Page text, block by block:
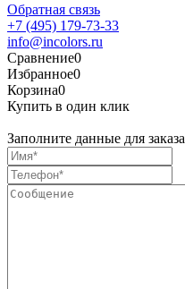
Обратная связь
+7 (495) 179-73-33
info@incolors.ru
Сравнение0
Избранное0
Корзина0
Купить в один клик
Заполните данные для заказа